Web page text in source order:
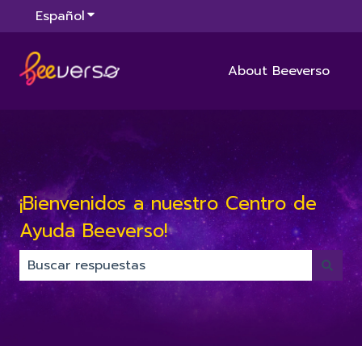
EspañolTraducciones de Mostrar submenú de
About Beeverso
¡Bienvenidos a nuestro Centro de
Ayuda Beeverso!
No hay sugerencias porque el campo de